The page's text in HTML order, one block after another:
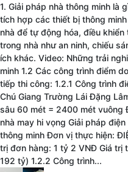
1. Giải pháp nhà thông minh là
tích hợp các thiết bị thông
nhà để tự động hóa, điều
trong nhà như an ninh, chiếu
ích khác. Video: Những trải
minh 1.2 Các công trình điểm
tiếp thi công: 1.2.1 Công trình
Chú Giang Trường Lái Đặng
sâu 60 mét = 2400 mét vuông
nhà may hi vọng Giải pháp
thông minh Đơn vị thực hiện:
trị đơn hàng: 1 tỷ 2 VNĐ Giá
192 tỷ) 1.2.2 Công trình...